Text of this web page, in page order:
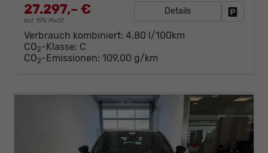
27.297,– €
incl. 19% MwSt.
Details
Verbrauch kombiniert: 4,80 l/100km
CO2-Klasse: C
CO2-Emissionen: 109,00 g/km